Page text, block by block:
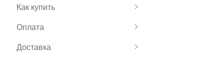
Как купить
Оплата
Доставка